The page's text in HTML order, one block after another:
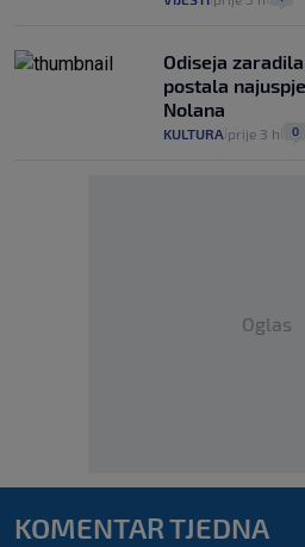
Odiseja
postala
Nolana
KULTURA prije 3 h 0
Oglas
KOMENTAR TJEDNA